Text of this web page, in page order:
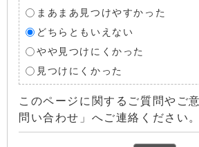
まあまあ見つけやすかった
どちらともいえない
やや見つけにくかった
見つけにくかった
このページに関するご質問やご
問い合わせ」へご連絡ください。